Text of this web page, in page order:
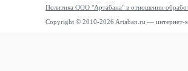
Политика ООО "Артабана" в отношении
Copyright © 2010-2026 Artaban.ru — интернет-